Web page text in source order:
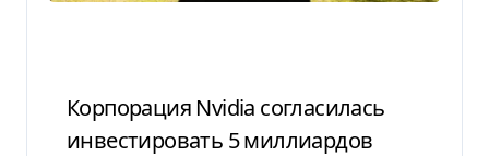
Корпорация Nvidia согласилась
инвестировать 5 миллиардов